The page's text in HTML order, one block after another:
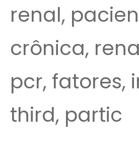
renal,
crônica,
pcr, fatores,
third, partic